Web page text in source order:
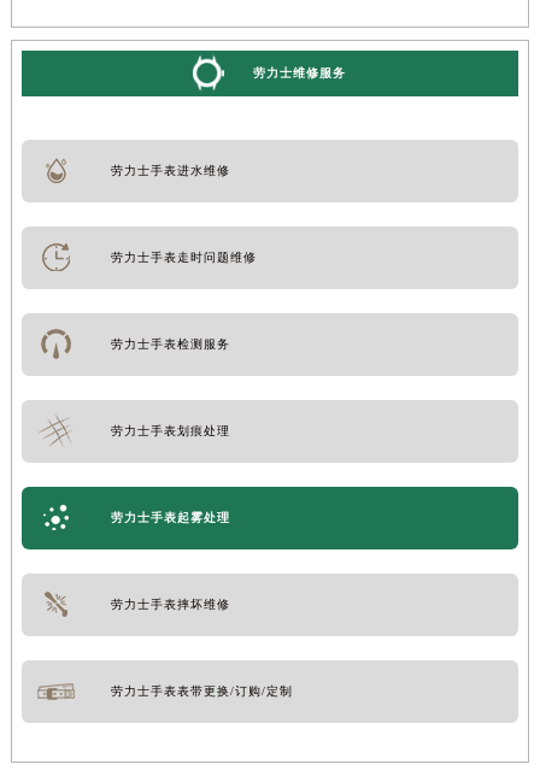
劳力士维修服务
劳力士手表进水维修
劳力士手表走时问题维修
劳力士手表检测服务
劳力士手表划痕处理
劳力士手表起雾处理
劳力士手表摔坏维修
劳力士手表表带更换/订购/定制